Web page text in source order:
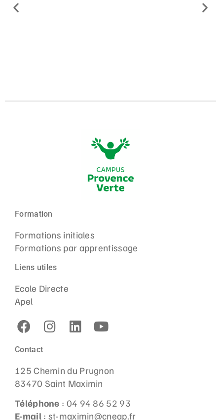
Formation
Formations initiales
Formations par apprentissage
Liens utiles
Ecole Directe
Apel
Contact
125 Chemin du Prugnon
83470 Saint Maximin
Téléphone : 04 94 86 52 93
E-mail : st-maximin@cneap.fr